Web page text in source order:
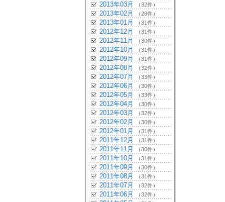
2013年03月 （32件）
2013年02月 （28件）
2013年01月 （31件）
2012年12月 （31件）
2012年11月 （30件）
2012年10月 （31件）
2012年09月 （31件）
2012年08月 （32件）
2012年07月 （33件）
2012年06月 （30件）
2012年05月 （33件）
2012年04月 （30件）
2012年03月 （32件）
2012年02月 （30件）
2012年01月 （31件）
2011年12月 （31件）
2011年11月 （30件）
2011年10月 （31件）
2011年09月 （30件）
2011年08月 （31件）
2011年07月 （32件）
2011年06月 （32件）